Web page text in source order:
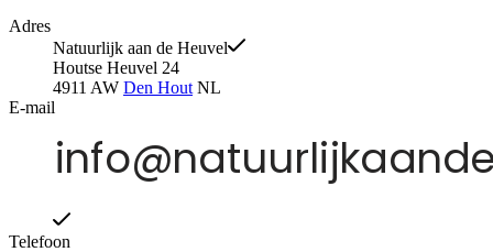
Adres
Natuurlijk aan de Heuvel
Houtse Heuvel 24
4911 AW Den Hout NL
E-mail
Telefoon